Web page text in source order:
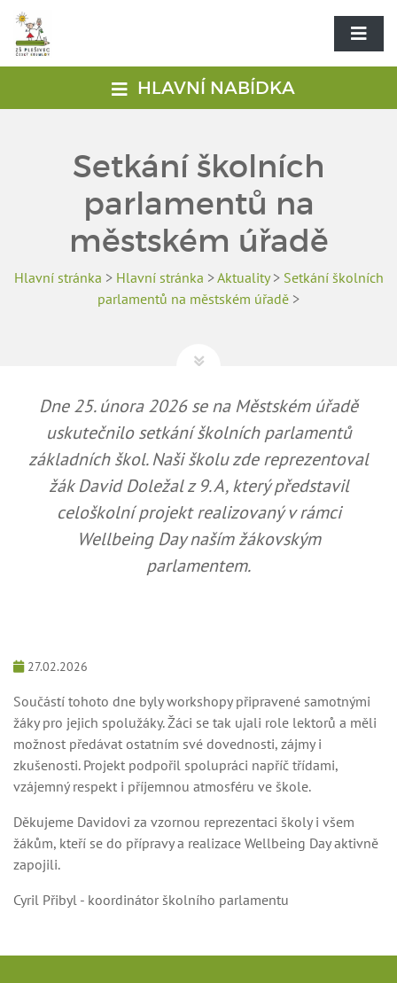
HLAVNÍ NABÍDKA
Setkání školních
parlamentů na
městském úřadě
Hlavní stránka > Hlavní stránka >Aktuality> Setkání školních
parlamentů na městském úřadě >
Dne 25. února 2026 se na Městském úřadě
uskutečnilo setkání školních parlamentů
základních škol. Naši školu zde reprezentoval
žák David Doležal z 9. A, který představil
celoškolní projekt realizovaný v rámci
Wellbeing Day naším žákovským
parlamentem.
27.02.2026
Součástí tohoto dne byly workshopy připravené samotnými
žáky pro jejich spolužáky. Žáci se tak ujali role lektorů a měli
možnost předávat ostatním své dovednosti, zájmy i
zkušenosti. Projekt podpořil spolupráci napříč třídami,
vzájemný respekt i příjemnou atmosféru ve škole.
Děkujeme Davidovi za vzornou reprezentaci školy i všem
žákům, kteří se do přípravy a realizace Wellbeing Day aktivně
zapojili.
Cyril Přibyl - koordinátor školního parlamentu